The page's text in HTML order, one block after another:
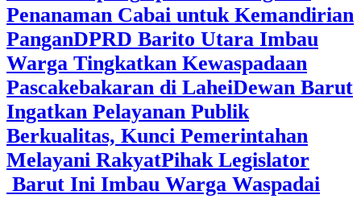
Penanaman Cabai untuk Kemandirian
PanganDPRD Barito Utara Imbau
Warga Tingkatkan Kewaspadaan
Pascakebakaran di LaheiDewan Barut
Ingatkan Pelayanan Publik
Berkualitas, Kunci Pemerintahan
Melayani RakyatPihak Legislator
Barut Ini Imbau Warga Waspadai